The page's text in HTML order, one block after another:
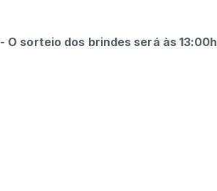
- O sorteio dos brindes será às 13:00h